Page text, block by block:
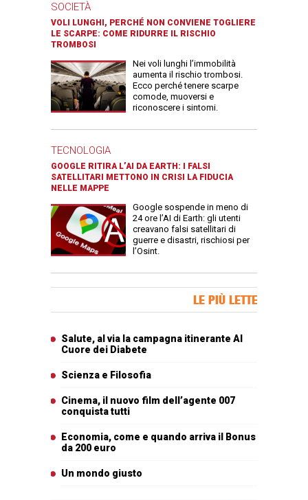
SOCIETÀ
VOLI LUNGHI, PERCHÉ NON CONVIENE TOGLIERE
LE SCARPE: COME RIDURRE IL RISCHIO
TROMBOSI
Nei voli lunghi l’immobilità
aumenta il rischio trombosi.
Ecco perché tenere scarpe
comode, muoversi e
riconoscere i sintomi.
TECNOLOGIA
GOOGLE RITIRA L’AI DA EARTH: I FALSI
SATELLITARI METTONO IN CRISI LA FIDUCIA
NELLE MAPPE
Google sospende in meno di
24 ore l’AI di Earth: gli utenti
creavano falsi satellitari di
guerre e disastri, rischiosi per
l’Osint.
LE PIÙ LETTE
Salute, al via la campagna itinerante Al
Cuore dei Diabete
Scienza e Filosofia
Cinema, il nuovo film dell’agente 007
conquista tutti
Economia, come e quando arriva il Bonus
da 200 euro
Un mondo giusto